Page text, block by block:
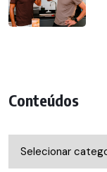
Conteúdos